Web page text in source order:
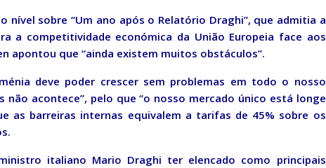
nível sobre “Um ano após o Relatório Draghi”, que admitia a
a competitividade económica da União Europeia face aos
apontou que “ainda existem muitos obstáculos”.
deve poder crescer sem problemas em todo o nosso
acontece”, pelo que “o nosso mercado único está longe
as barreiras internas equivalem a tarifas de 45% sobre os
italiano Mario Draghi ter elencado como principais